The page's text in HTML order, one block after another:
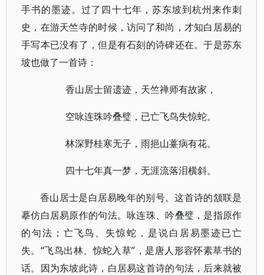
手书的墨迹。过了四十七年，苏东坡到杭州来作刺
史，在游天竺寺的时候，访问了和尚，才知白居易的
手写本已没有了，但是有石刻的诗碑还在。于是苏东
坡也做了一首诗：
香山居士留遗迹，天竺禅师有故家，
空咏连珠吟叠璧，已亡飞鸟失惊蛇。
林深野桂寒无子，雨挹山薹病有花。
四十七年真一梦，无涯流落泪横斜。
香山居士是白居易晚年的别号。这首诗的颔联是
摹仿白居易原作的句法。咏连珠、吟叠璧，是指原作
的句法；亡飞鸟、失惊蛇，是说白居易墨迹已亡
失。“飞鸟出林、惊蛇入草”，是唐人形容怀素草书的
话。因为东坡此诗，白居易这首诗的句法，后来就被